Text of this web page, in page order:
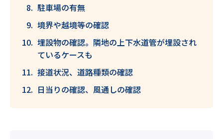
駐車場の有無
境界や越境等の確認
埋設物の確認。隣地の上下水道管が埋設され
ているケースも
接道状況、道路種類の確認
日当りの確認、風通しの確認